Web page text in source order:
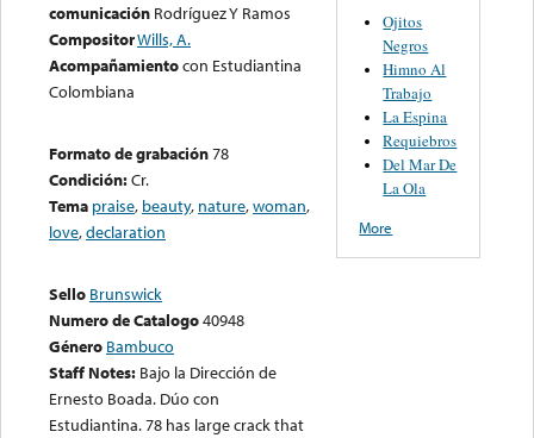
comunicación Rodríguez Y Ramos
CompositorWills, A.
Acompañamientocon Estudiantina
Colombiana
Formato de grabación78
Condición:Cr.
Tema praise, beauty, nature,woman,
love,declaration
Sello Brunswick
Numero de Catalogo40948
Género Bambuco
Staff Notes: Bajo la Dirección de
Ernesto Boada. Dúo con
Estudiantina. 78 has large crack that
Ojitos
Negros
Himno Al
Trabajo
La Espina
Requiebros
Del Mar De
La Ola
More